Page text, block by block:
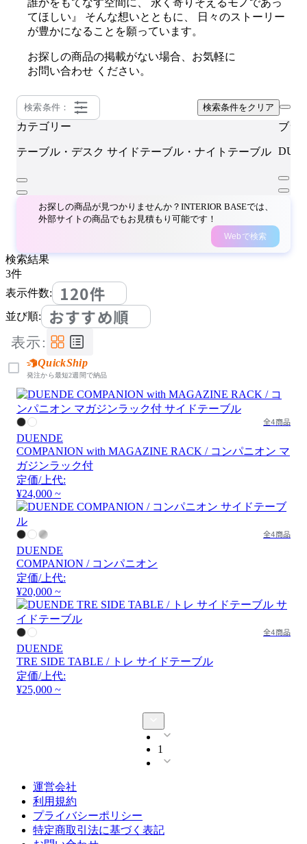
誰かをもてなす空間に、 永く寄りそえるモノであっ
てほしい』 そんな想いとともに、 日々のストーリー
が豊かになることを願っています。
お探しの商品の掲載がない場合、お気軽に
お問い合わせ ください。
検索条件： 検索条件をクリア
カテゴリー
テーブル・デスク サイドテーブル・ナイトテーブル
ブラ
お探しの商品が見つかりませんか？INTERIOR BASEでは、
外部サイトの商品でもお見積もり可能です！
Webで検索
検索結果
3件
表示件数:
120件
並び順: おすすめ順
表示:
QuickShip
発注から最短2週間で納品
全4商品
DUENDE
COMPANION with MAGAZINE RACK / コンパニオン マ
ガジンラック付
定価/上代:
¥24,000 ~
全4商品
DUENDE
COMPANION / コンパニオン
定価/上代:
¥20,000 ~
全4商品
DUENDE
TRE SIDE TABLE / トレ サイドテーブル
定価/上代:
¥25,000 ~
1
運営会社
利用規約
プライバシーポリシー
特定商取引法に基づく表記